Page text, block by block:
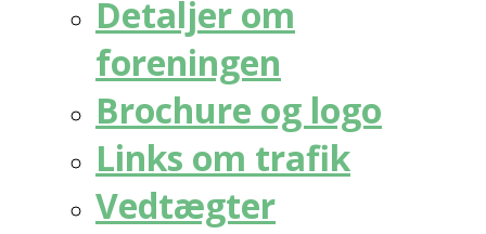
Detaljer om
foreningen
Brochure og logo
Links om trafik
Vedtægter